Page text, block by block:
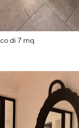
di 7 mq